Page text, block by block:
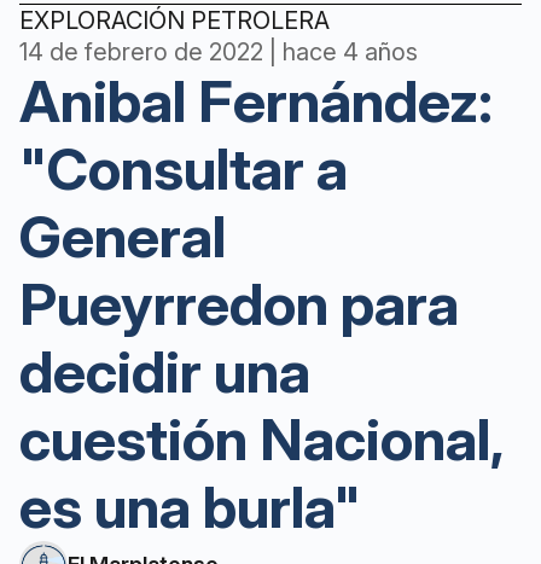
EXPLORACIÓN PETROLERA
14 de febrero de 2022 | hace 4 años
Anibal Fernández:
"Consultar a
General
Pueyrredon para
decidir una
cuestión Nacional,
es una burla"